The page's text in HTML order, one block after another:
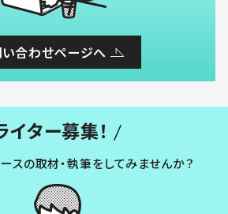
合わせページへ
イター募集！
スの取材・執筆をしてみませんか？